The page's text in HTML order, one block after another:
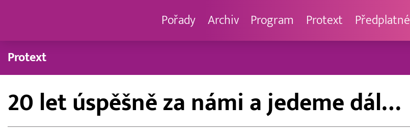
Pořady Archiv Program Protext Předplatné
Protext
20 let úspěšně za námi a jedeme dál…